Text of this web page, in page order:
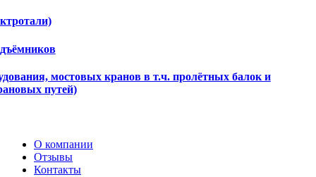
мостовых кранов в т.ч. пролётных балок и
путей)
О компании
Отзывы
Контакты